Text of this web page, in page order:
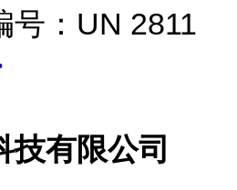
号：UN 2811
技有限公司